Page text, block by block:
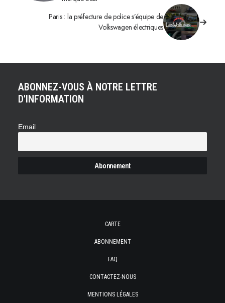
Paris : la préfecture de police s’équipe de
Volkswagen électriques
ABONNEZ-VOUS À NOTRE LETTRE
D'INFORMATION
Email
CARTE
ABONNEMENT
FAQ
CONTACTEZ-NOUS
MENTIONS LÉGALES